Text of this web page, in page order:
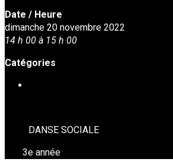
Date / Heure
dimanche 20 novembre 2022
14 h 00 à 15 h 00
Catégories
DANSE SOCIALE
3e année